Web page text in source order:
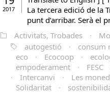
2017
La tercera edició de la
punt d’arribar. Serà el
Activitats, Trobades ·
autogestió
· consum
eco
· Ecocoop ·
empoderament
· FESC
·
Intercanvi · Les
Solidaritat
·